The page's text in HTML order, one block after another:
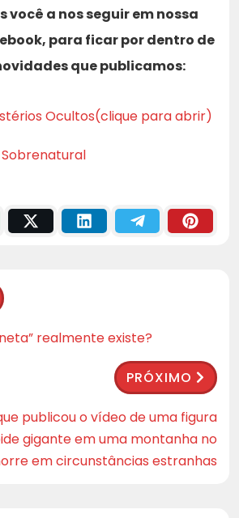
você a nos seguir em nossa
para ficar por dentro de
que publicamos:
Ocultos(clique para abrir)
Sobrenatural
realmente existe?
PRÓXIMO
publicou o vídeo de uma figura
gigante em uma montanha no
em circunstâncias estranhas